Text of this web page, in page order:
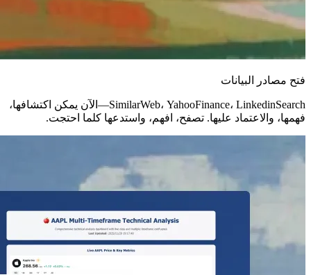
فتح مصادر البيانات
SimilarWeb، YahooFinance، LinkedinSearch—الآن يمكن اكتشافها،
فهمها، والاعتماد عليها. تصفح، افهم، واستدعها كلما احتجت.